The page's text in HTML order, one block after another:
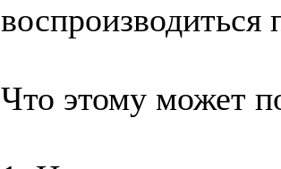
воспроизводиться
Что этому может